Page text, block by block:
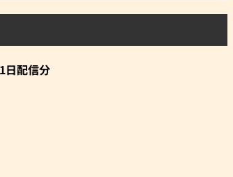
日配信分